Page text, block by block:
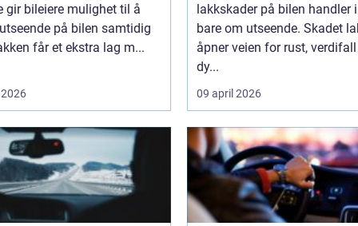
gir bileiere mulighet til å
på bilen samtidig
får et ekstra lag m...
lakkskader på bilen handler
bare om utseende. Skadet
åpner veien for rust,
dy...
09 april 2026